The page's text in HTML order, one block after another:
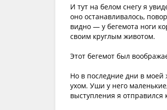
И тут на белом снегу я
оно останавливалось,
видно — у бегемота ноги
своим круглым животом.
Этот бегемот был
Но в последние дни в моей
ухом. Уши у него
выступления я отправился